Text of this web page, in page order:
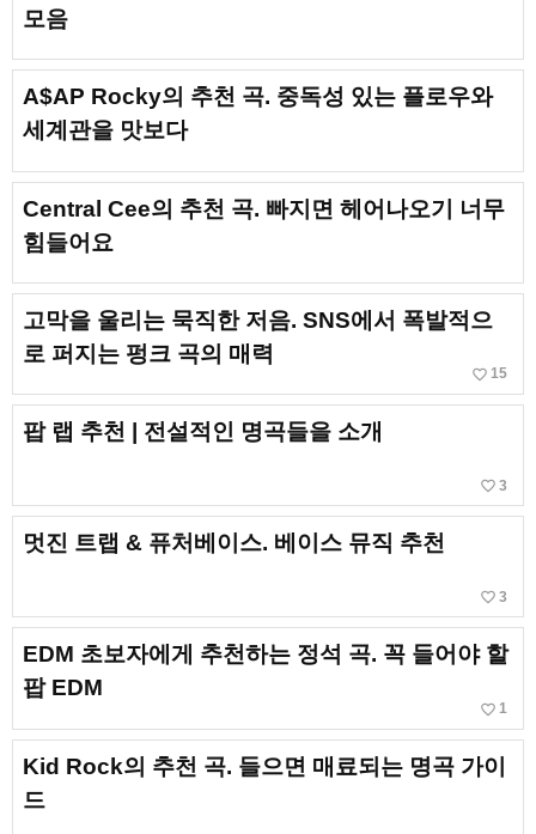
모음
A$AP Rocky의 추천 곡. 중독성 있는 플로우와
세계관을 맛보다
Central Cee의 추천 곡. 빠지면 헤어나오기 너무
힘들어요
고막을 울리는 묵직한 저음. SNS에서 폭발적으
로 퍼지는 펑크 곡의 매력
favorite_border 15
팝 랩 추천 | 전설적인 명곡들을 소개
favorite_border 3
멋진 트랩 & 퓨처베이스. 베이스 뮤직 추천
favorite_border 3
EDM 초보자에게 추천하는 정석 곡. 꼭 들어야 할
팝 EDM
favorite_border 1
Kid Rock의 추천 곡. 들으면 매료되는 명곡 가이
드